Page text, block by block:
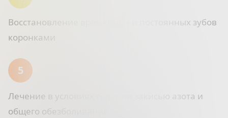
Восстановление временных и постоянных зубов
коронками
Лечение в условиях седации закисью азота и
общего обезболивания